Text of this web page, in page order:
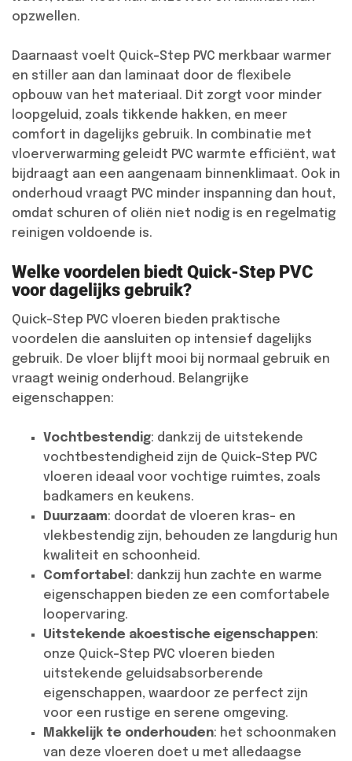
opzwellen.
Daarnaast voelt Quick-Step PVC merkbaar warmer
en stiller aan dan laminaat door de flexibele
opbouw van het materiaal. Dit zorgt voor minder
loopgeluid, zoals tikkende hakken, en meer
comfort in dagelijks gebruik. In combinatie met
vloerverwarming geleidt PVC warmte efficiënt, wat
bijdraagt aan een aangenaam binnenklimaat. Ook in
onderhoud vraagt PVC minder inspanning dan hout,
omdat schuren of oliën niet nodig is en regelmatig
reinigen voldoende is.
Welke voordelen biedt Quick-Step PVC
voor dagelijks gebruik?
Quick-Step PVC vloeren bieden praktische
voordelen die aansluiten op intensief dagelijks
gebruik. De vloer blijft mooi bij normaal gebruik en
vraagt weinig onderhoud. Belangrijke
eigenschappen:
Vochtbestendig: dankzij de uitstekende
vochtbestendigheid zijn de Quick-Step PVC
vloeren ideaal voor vochtige ruimtes, zoals
badkamers en keukens.
Duurzaam: doordat de vloeren kras- en
vlekbestendig zijn, behouden ze langdurig hun
kwaliteit en schoonheid.
Comfortabel : dankzij hun zachte en warme
eigenschappen bieden ze een comfortabele
loopervaring.
Uitstekende akoestische eigenschappen:
onze Quick-Step PVC vloeren bieden
uitstekende geluidsabsorberende
eigenschappen, waardoor ze perfect zijn
voor een rustige en serene omgeving.
Makkelijk te onderhouden: het schoonmaken
van deze vloeren doet u met alledaagse